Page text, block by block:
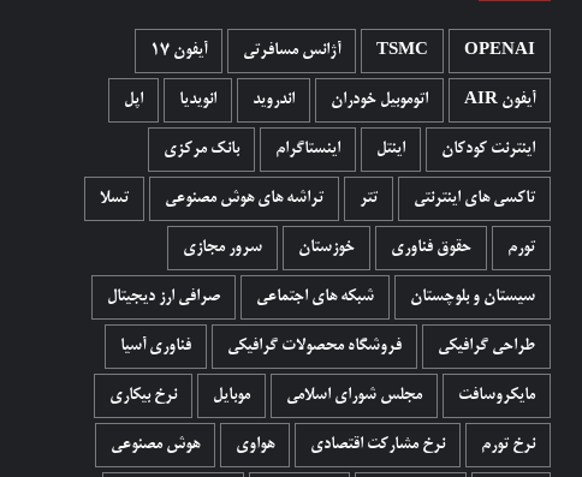
OPENAI
TSMC آژانس مسافرتی آیفون 17
آیفون AIR اتوموبیل خودران اندروید انویدیا اپل
اینترنت کودکان اینتل اینستاگرام بانک مرکزی
تاکسی های اینترنتی تتر تراشه های هوش مصنوعی تسلا
تورم حقوق فناوری خوزستان سرور مجازی
سیستان و بلوچستان شبکه های اجتماعی صرافی ارز دیجیتال
طراحی گرافیکی فروشگاه محصولات گرافيکی فناوری آسیا
مایکروسافت مجلس شورای اسلامی موبایل نرخ بیکاری
نرخ تورم نرخ مشارکت اقتصادی هواوی هوش مصنوعی